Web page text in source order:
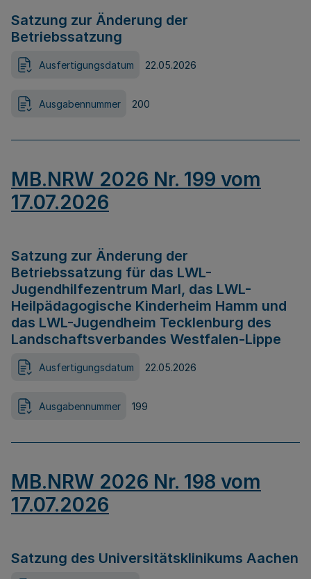
Satzung zur Änderung der
Betriebssatzung
Ausfertigungsdatum 22.05.2026
Ausgabennummer 200
MB.NRW 2026 Nr. 199 vom
17.07.2026
Satzung zur Änderung der
Betriebssatzung für das LWL-
Jugendhilfezentrum Marl, das LWL-
Heilpädagogische Kinderheim Hamm und
das LWL-Jugendheim Tecklenburg des
Landschaftsverbandes Westfalen-Lippe
Ausfertigungsdatum 22.05.2026
Ausgabennummer 199
MB.NRW 2026 Nr. 198 vom
17.07.2026
Satzung des Universitätsklinikums Aachen